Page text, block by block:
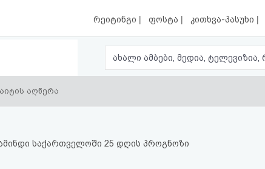
რეიტინგი | ფოსტა | კითხვა-პასუხი |
აღწერა
საქართველოში 25 დღის პროგნოზი